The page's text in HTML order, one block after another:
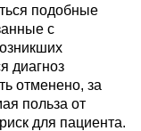
подобные
с
диагноз
отменено, за
польза от
для пациента.